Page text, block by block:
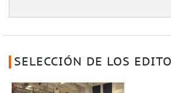
SELECCIÓN DE LOS